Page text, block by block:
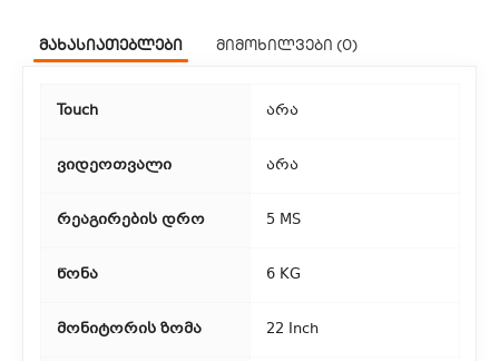
თბილისის მასშტაბით.
აიღოთ თქვენი შეკვეთა ჩვენი ფილიალიდან.
3. საფოსტო მიწოდება
მიწოდება. მიწოდების დრო დამოკიდებულია
მახასიათებლები მიმოხილვები (0)
Touch არა
ვიდეოთვალი არა
რეაგირების დრო 5 MS
წონა 6 KG
მონიტორის ზომა 22 Inch